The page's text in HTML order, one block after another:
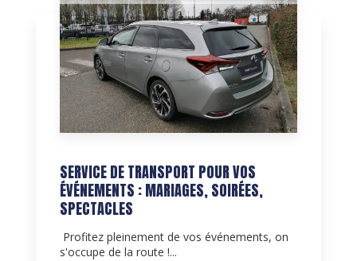
SERVICE DE TRANSPORT POUR VOS
ÉVÉNEMENTS : MARIAGES, SOIRÉES,
SPECTACLES
Profitez pleinement de vos événements, on
s'occupe de la route !...